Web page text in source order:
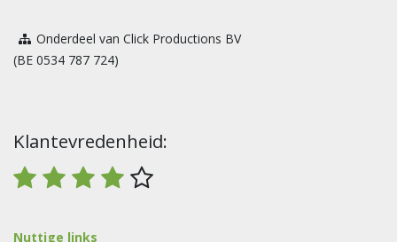
Onderdeel van Click Productions BV
(BE 0534 787 724)
Klantevredenheid:
Nuttige links